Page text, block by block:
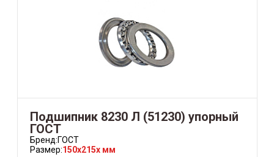
Подшипник 8230 Л (51230) упорный
ГОСТ
Бренд:ГОСТ
Размер:150x215x мм